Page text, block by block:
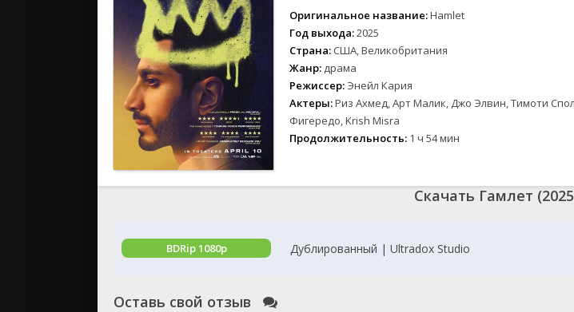
2022
2021
2020
Российские
СССР
Военные
2022
2021
2023
2021
Оригинальное название:Hamlet
Год выхода:2025
Страна: США, Великобритания
Жанр: драма
Режиссер: Энейл Кария
Актеры:Риз Ахмед, Арт Малик, Джо Элвин, Тимоти
Фигередо, Krish Misra
Продолжительность: 1 ч 54 мин
Скачать Гамлет
BDRip 1080p Дублированный | Ultradox Studio
Оставь свой отзыв